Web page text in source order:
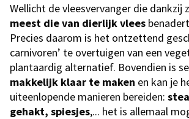
Wellicht de vleesvervanger die dankzij
meest die van dierlijk vlees
Precies daarom is het ontzettend
carnivoren’ te overtuigen van een
plantaardig alternatief. Bovendien is
makkelijk klaar te maken en kan je
uiteenlopende manieren bereiden:
gehakt, spiesjes,... het is allemaal